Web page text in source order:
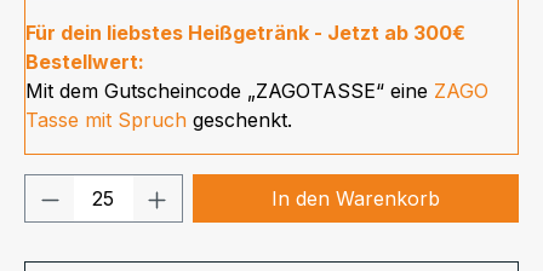
Für dein liebstes Heißgetränk - Jetzt ab 300€
Bestellwert:
Mit dem Gutscheincode „ZAGOTASSE“ eine ZAGO
Tasse mit Spruch geschenkt.
Produkt Anzahl: Gib denIn den Warenkorb